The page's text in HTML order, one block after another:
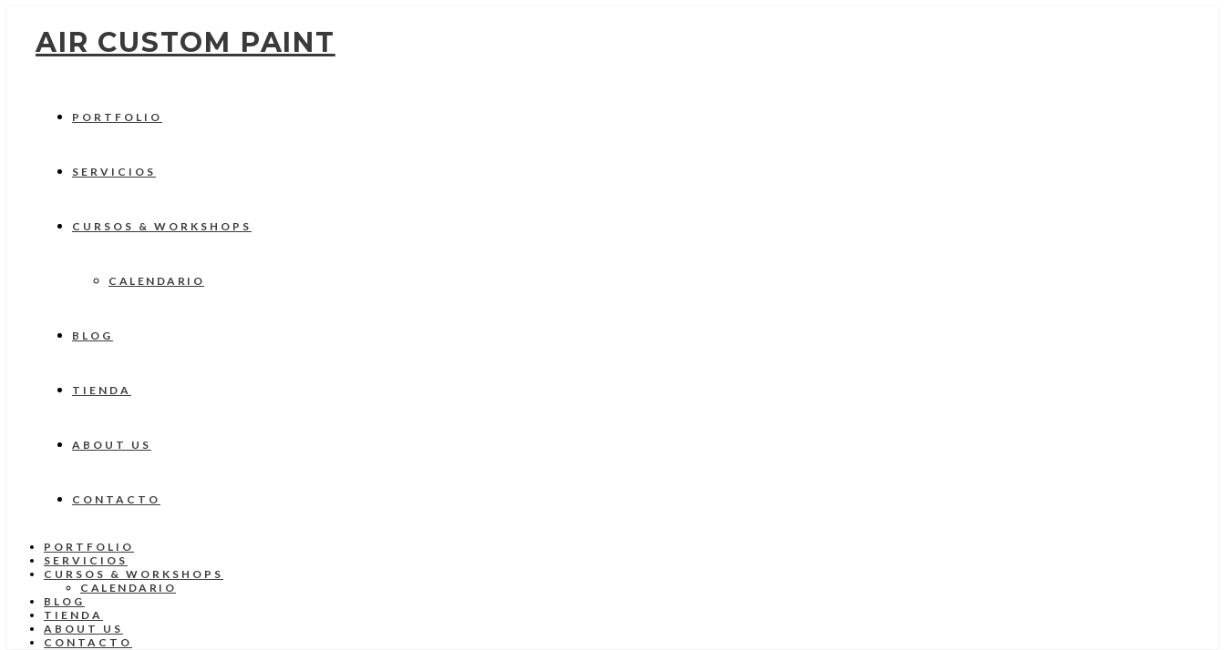
AIR CUSTOM PAINT
PORTFOLIO
SERVICIOS
CURSOS & WORKSHOPS
CALENDARIO
BLOG
TIENDA
ABOUT US
CONTACTO
PORTFOLIO
SERVICIOS
CURSOS & WORKSHOPS
CALENDARIO
BLOG
TIENDA
ABOUT US
CONTACTO